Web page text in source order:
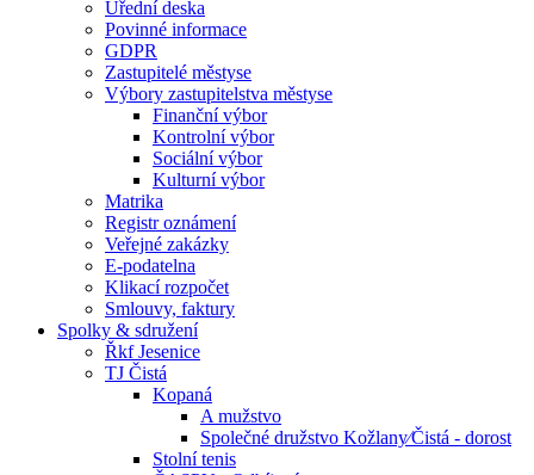
Úřední deska
Povinné informace
GDPR
Zastupitelé městyse
Výbory zastupitelstva městyse
Finanční výbor
Kontrolní výbor
Sociální výbor
Kulturní výbor
Matrika
Registr oznámení
Veřejné zakázky
E-podatelna
Klikací rozpočet
Smlouvy, faktury
Spolky & sdružení
Řkf Jesenice
TJ Čistá
Kopaná
A mužstvo
Společné družstvo Kožlany⁄Čistá - dorost
Stolní tenis